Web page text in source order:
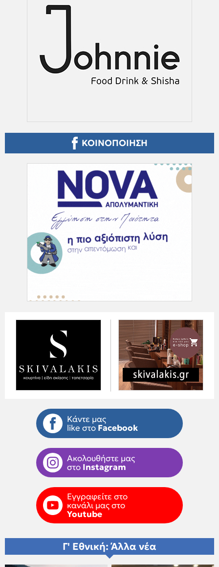
ΚΟΙΝΟΠΟΙΗΣΗ
Κάντε μας
like στο Facebook
Ακολουθήστε μας
στο Instagram
Εγγραφείτε στο
κανάλι μας στο
Youtube
Γ' Εθνική: Άλλα νέα